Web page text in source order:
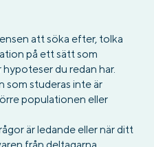
att söka efter, tolka
på ett sätt som
du redan har.
som studeras inte är
populationen eller
är ledande eller när ditt